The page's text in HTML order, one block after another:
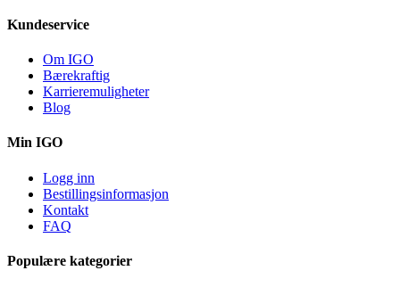
Kundeservice
Om IGO
Bærekraftig
Karrieremuligheter
Blog
Min IGO
Logg inn
Bestillingsinformasjon
Kontakt
FAQ
Populære kategorier